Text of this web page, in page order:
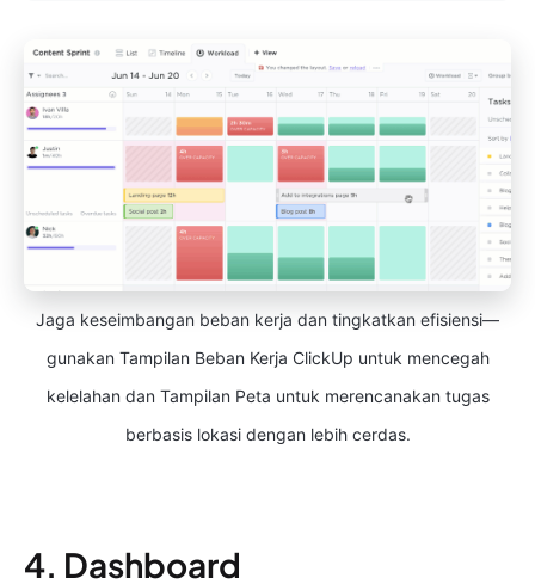
Jaga keseimbangan beban kerja dan tingkatkan efisiensi—
gunakan Tampilan Beban Kerja ClickUp untuk mencegah
kelelahan dan Tampilan Peta untuk merencanakan tugas
berbasis lokasi dengan lebih cerdas.
4. Dashboard